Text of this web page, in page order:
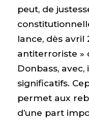
peut, de
lance, dès avril
antiterroriste »
Donbass,
significatifs.
permet aux
d’une part